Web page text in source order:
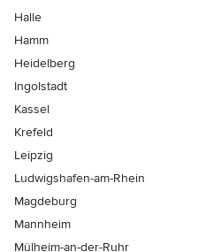
Halle
Hamm
Heidelberg
Ingolstadt
Kassel
Krefeld
Leipzig
Ludwigshafen-am-Rhein
Magdeburg
Mannheim
Mülheim-an-der-Ruhr